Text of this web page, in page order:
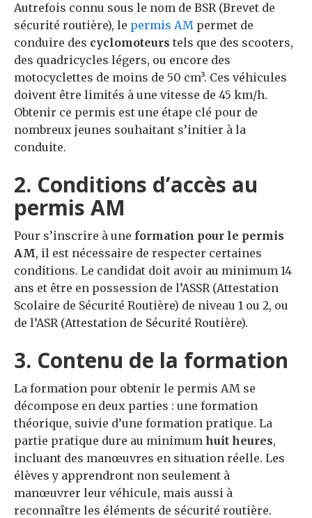
Autrefois connu sous le nom de BSR (Brevet de
sécurité routière), le permis AM permet de
conduire des cyclomoteurs tels que des scooters,
des quadricycles légers, ou encore des
motocyclettes de moins de 50 cm³. Ces véhicules
doivent être limités à une vitesse de 45 km/h.
Obtenir ce permis est une étape clé pour de
nombreux jeunes souhaitant s’initier à la
conduite.
2. Conditions d’accès au
permis AM
Pour s’inscrire à une formation pour le permis
AM, il est nécessaire de respecter certaines
conditions. Le candidat doit avoir au minimum 14
ans et être en possession de l’ASSR (Attestation
Scolaire de Sécurité Routière) de niveau 1 ou 2, ou
de l’ASR (Attestation de Sécurité Routière).
3. Contenu de la formation
La formation pour obtenir le permis AM se
décompose en deux parties : une formation
théorique, suivie d’une formation pratique. La
partie pratique dure au minimum huit heures,
incluant des manœuvres en situation réelle. Les
élèves y apprendront non seulement à
manœuvrer leur véhicule, mais aussi à
reconnaître les éléments de sécurité routière.